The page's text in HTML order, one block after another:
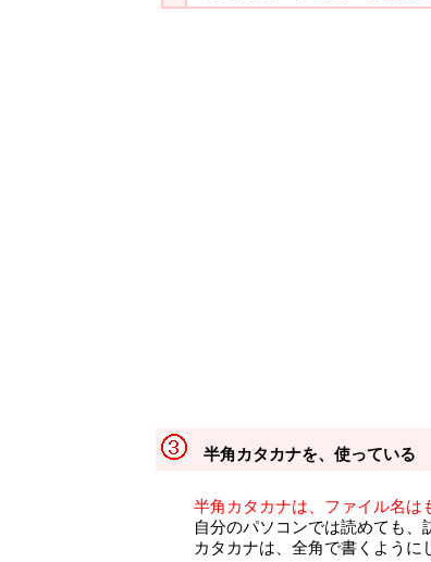
半角カタカナを、使っている
半角カタカナは、ファイル名は
自分のパソコンでは読めても、訪
カタカナは、全角で書くようにし